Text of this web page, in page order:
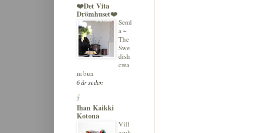
❤️Det Vita
Drömhuset❤️
Seml
a ~
The
Swe
dish
crea
m bun
6 år sedan
Ihan Kaikki
Kotona
Vill